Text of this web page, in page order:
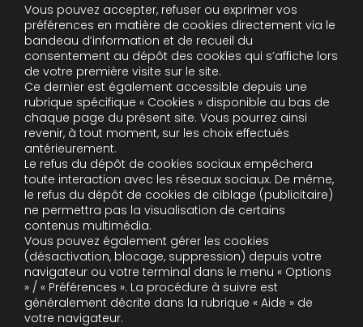
Vous pouvez accepter, refuser ou exprimer vos
préférences en matière de cookies directement via le
bandeau d’information et de recueil du
consentement au dépôt des cookies qui s’affiche lors
de votre première visite sur le site.
Ce dernier est également accessible depuis une
rubrique spécifique « Cookies » disponible au bas de
chaque page du présent site. Vous pourrez ainsi
revenir, à tout moment, sur les choix effectués
antérieurement.
Le refus du dépôt de cookies sociaux empêchera
toute interaction avec les réseaux sociaux. De même,
le refus du dépôt de cookies de ciblage (publicitaire)
ne permettra pas la visualisation de certains
contenus multimédia.
Vous pouvez également gérer les cookies
(désactivation, blocage, suppression) depuis votre
navigateur ou votre terminal dans le menu « Options
» / « Préférences ». La procédure à suivre est
généralement décrite dans la rubrique « Aide » de
votre navigateur.